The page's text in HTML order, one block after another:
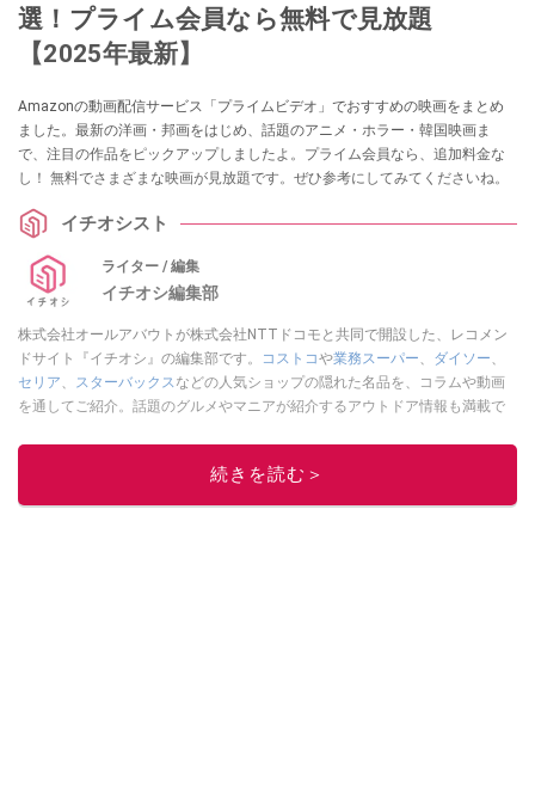
選！プライム会員なら無料で見放題
【2025年最新】
Amazonの動画配信サービス「プライムビデオ」でおすすめの映画をまとめ
ました。最新の洋画・邦画をはじめ、話題のアニメ・ホラー・韓国映画ま
で、注目の作品をピックアップしましたよ。プライム会員なら、追加料金な
し！ 無料でさまざまな映画が見放題です。ぜひ参考にしてみてくださいね。
イチオシスト
ライター / 編集
イチオシ編集部
株式会社オールアバウトが株式会社NTTドコモと共同で開設した、レコメン
ドサイト『イチオシ』の編集部です。
コストコや業務スーパー、 ダイソー、
セリア、 スターバックスなどの人気ショップの隠れた名品を、コラムや動画
を通してご紹介。話題のグルメやマニアが紹介するアウトドア情報も満載で
レビューしています。毎日トレンド情報をお届けしているので、ぜひ
してください！続きを読む＞